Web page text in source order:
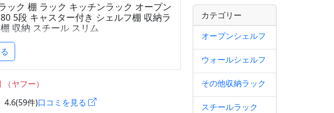
ック 棚 ラック キッチンラック オープン
5段 キャスター付き シェルフ棚 収納ラ
収納 スチール スリム
で+5％]
北海道・沖縄県・離島は送料別途）]
イント
える可動棚式オープンラック
ヤフー）
4.6(59件)口コミを見る
カテゴリー
オープンシェルフ
ウォールシェルフ
その他収納ラック
スチールラック